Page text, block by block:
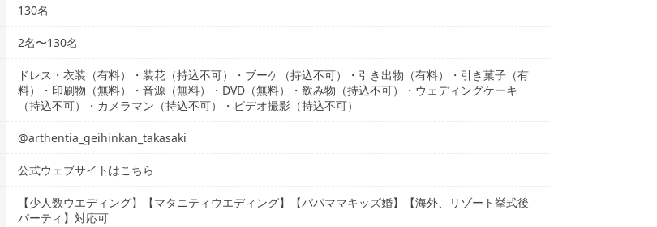
130名
2名〜130名
ドレス・衣装（有料）・装花（持込不可）・ブーケ（持込不可）・引き出物（有料）・引き菓子（有
料）・印刷物（無料）・音源（無料）・DVD（無料）・飲み物（持込不可）・ウェディングケーキ
（持込不可）・カメラマン（持込不可）・ビデオ撮影（持込不可）
@arthentia_geihinkan_takasaki
公式ウェブサイトはこちら
【少人数ウエディング】【マタニティウエディング】【パパママキッズ婚】【海外、リゾート挙式後
パーティ】対応可